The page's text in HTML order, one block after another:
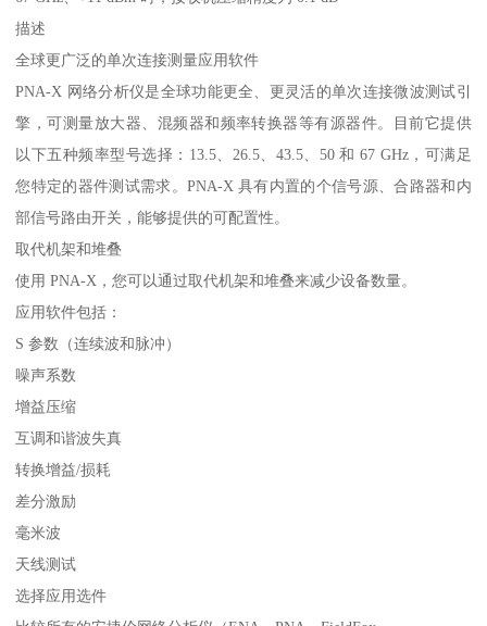
描述
全球更广泛的单次连接测量应用软件
PNA-X 网络分析仪是全球功能更全、更灵活的单次连接微波测试引
擎，可测量放大器、混频器和频率转换器等有源器件。目前它提供
以下五种频率型号选择：13.5、26.5、43.5、50 和 67 GHz，可满足
您特定的器件测试需求。PNA-X 具有内置的个信号源、合路器和内
部信号路由开关，能够提供的可配置性。
取代机架和堆叠
使用 PNA-X，您可以通过取代机架和堆叠来减少设备数量。
应用软件包括：
S 参数（连续波和脉冲）
噪声系数
增益压缩
互调和谐波失真
转换增益/损耗
差分激励
毫米波
天线测试
选择应用选件